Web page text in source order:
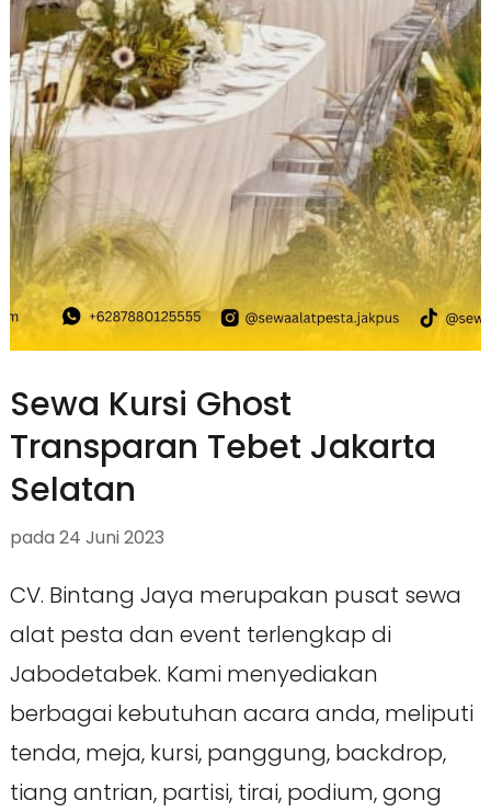
Sewa Kursi Ghost
Transparan Tebet Jakarta
Selatan
pada 24 Juni 2023
CV. Bintang Jaya merupakan pusat sewa
alat pesta dan event terlengkap di
Jabodetabek. Kami menyediakan
berbagai kebutuhan acara anda, meliputi
tenda, meja, kursi, panggung, backdrop,
tiang antrian, partisi, tirai, podium, gong